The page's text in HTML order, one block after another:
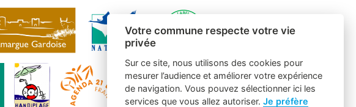
Votre commune respecte votre vie
privée
Sur ce site, nous utilisons des cookies pour
mesurer l’audience et améliorer votre expérience
de navigation. Vous pouvez sélectionner ici les
services que vous allez autoriser. Je préfère